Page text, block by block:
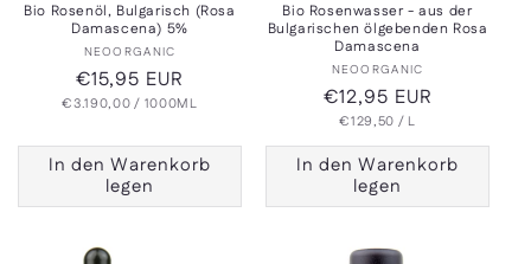
Bio Rosenöl, Bulgarisch (Rosa
Damascena) 5%
Anbieter:
NEOORGANIC
Normaler
Preis
€15,95 EUR
GRUNDPREIS
€3.190,00 / PRO
1000ML
In den Warenkorb
legen
Bio Rosenwasser - aus der
Bulgarischen ölgebenden Rosa
Damascena
Anbieter:
NEOORGANIC
Normaler
Preis
€12,95 EUR
GRUNDPREIS
€129,50 / PRO
L
In den Warenkorb
legen